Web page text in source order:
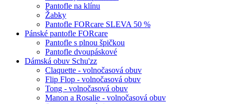
Pantofle na klínu
Žabky
Pantofle FORcare SLEVA 50 %
Pánské pantofle FORcare
Pantofle s plnou špičkou
Pantofle dvoupáskové
Dámská obuv Schu'zz
Claquette - volnočasová obuv
Flip Flop - volnočasová obuv
Tong - volnočasová obuv
Manon a Rosalie - volnočasová obuv